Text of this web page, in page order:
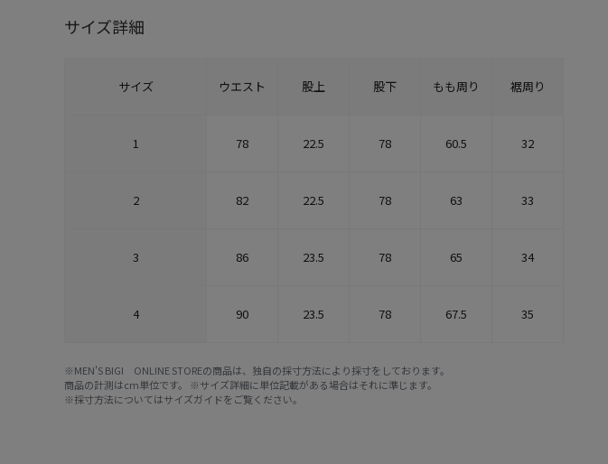
サイズ詳細
サイズ ウエスト 股上 股下 もも周り 裾周り
1 78 22.5 78 60.5 32
2 82 22.5 78 63 33
3 86 23.5 78 65 34
4 90 23.5 78 67.5 35
※MEN'S BIGI ONLINE STOREの商品は、独自の採寸方法により採寸をしております。
商品の計測はcm単位です。 ※サイズ詳細に単位記載がある場合はそれに準じます。
※採寸方法についてはサイズガイドをご覧ください。